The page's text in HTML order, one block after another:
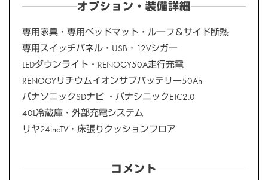
オプション・装備詳細
専用家具・専用ベッドマット・ルーフ＆サイド断熱
専用スイッチパネル・USB・12Vシガー
LEDダウンライト・RENOGY50A走行充電
RENOGYリチウムイオンサブバッテリー50Ah
パナソニックSDナビ ・パナシニックETC2.0
40L冷蔵庫・外部充電システム
リヤ24incTV・床張りクッションフロア
コメント